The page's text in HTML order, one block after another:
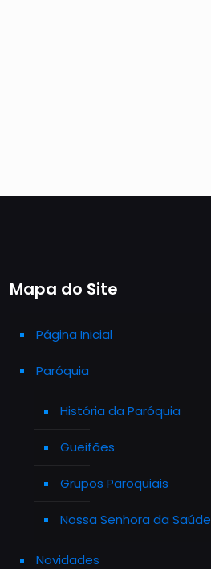
Mapa do Site
Página Inicial
Paróquia
História da Paróquia
Gueifães
Grupos Paroquiais
Nossa Senhora da Saúde
Novidades